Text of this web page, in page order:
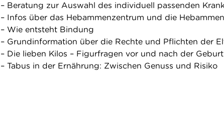
– Beratung zur Auswahl des individuell passenden
– Infos über das Hebammenzentrum und die
– Wie entsteht Bindung
– Grundinformation über die Rechte und Pflichten der
– Die lieben Kilos – Figurfragen vor und nach der Geburt
– Tabus in der Ernährung: Zwischen Genuss und Risiko